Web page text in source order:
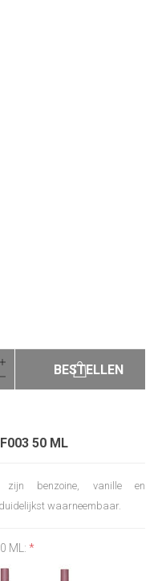
BESTELLEN
50 ML
benzoine, vanille en
waarneembaar.
ML:*